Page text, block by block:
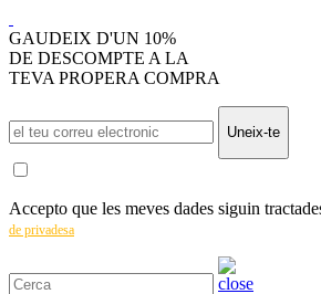
GAUDEIX D'UN 10%
DE DESCOMPTE A LA
TEVA PROPERA COMPRA
Uneix-te
Accepto que les meves dades siguin
de privadesa